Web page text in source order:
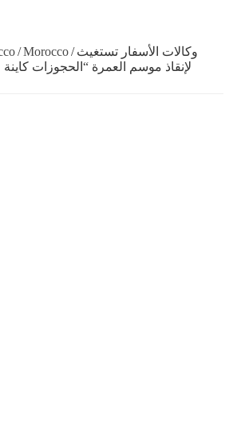
/Morocco/ وكالات الأسفار تستغيث
لإنقاذ موسم العمرة “الحجوزات